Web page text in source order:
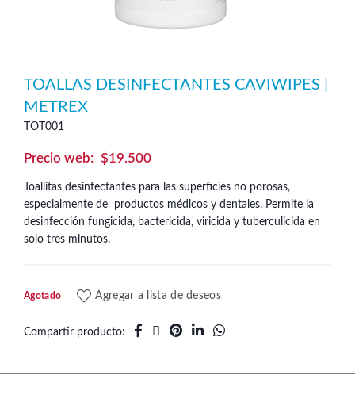
TOALLAS DESINFECTANTES CAVIWIPES |
METREX
TOT001
$19.500
Toallitas desinfectantes para las superficies no porosas,
especialmente de productos médicos y dentales. Permite la
desinfección fungicida, bactericida, viricida y tuberculicida en
solo tres minutos.
Agotado Agregar a lista de deseos
Compartir producto